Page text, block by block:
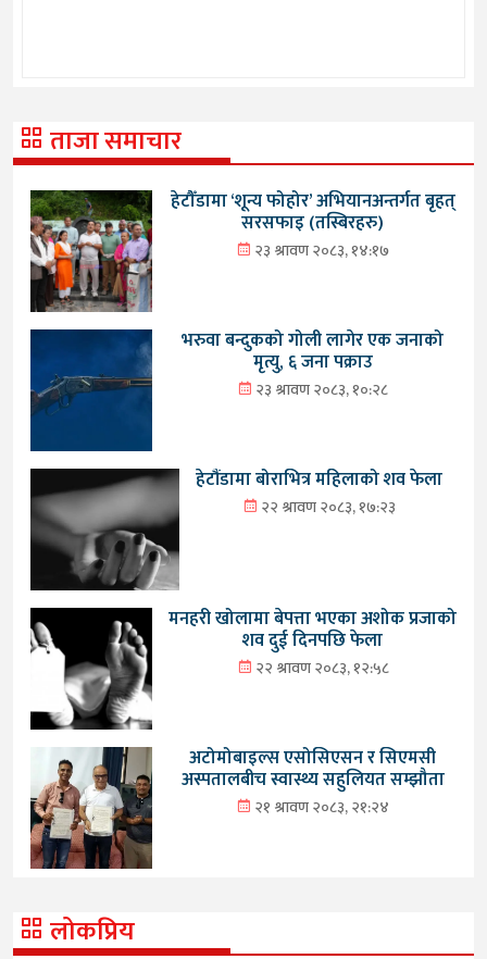
ताजा समाचार
हेटौँडामा ‘शून्य फोहोर’ अभियानअन्तर्गत बृहत्
सरसफाइ (तस्बिरहरु)
२३ श्रावण २०८३, १४:१७
भरुवा बन्दुकको गोली लागेर एक जनाको
मृत्यु, ६ जना पक्राउ
२३ श्रावण २०८३, १०:२८
हेटौंडामा बोराभित्र महिलाको शव फेला
२२ श्रावण २०८३, १७:२३
मनहरी खोलामा बेपत्ता भएका अशोक प्रजाको
शव दुई दिनपछि फेला
२२ श्रावण २०८३, १२:५८
अटोमोबाइल्स एसोसिएसन र सिएमसी
अस्पतालबीच स्वास्थ्य सहुलियत सम्झौता
२१ श्रावण २०८३, २१:२४
लोकप्रिय